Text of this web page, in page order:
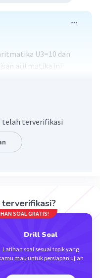
U3=10 dan
aritmatika ini
telah terverifikasi
terverifikasi?
SOAL GRATIS!
Drill Soal
Latihan soal sesuai topik yang
mau untuk persiapan ujian